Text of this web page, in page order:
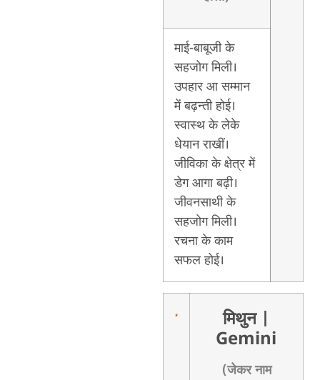
माई-बाबूजी के
सहजोग मिली।
उपहार आ सम्मान
में बढ़न्ती होई।
स्वास्थ के लेके
धेयान राखीं।
जीविका के क्षेत्र में
डेग आगा बढ़ी।
जीवनसाथी के
सहजोग मिली।
रचना के काम
सफल होई।
मिथुन
Gemini
(जेकर नाम